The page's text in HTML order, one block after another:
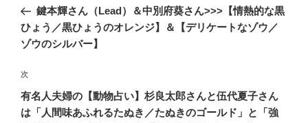
ナ
ビ
ー
シ
ョ
の
投
稿
鍵本輝さん（Lead）＆中別府葵さん>>>【情熱的な黒
ひょう／黒ひょうのオレンジ】＆【デリケートなゾウ／
ゾウのシルバー】
次
の
投
次
有名人夫婦の【動物占い】杉良太郎さんと伍代夏子さん
は「人間味あふれるたぬき／たぬきのゴールド」と「強